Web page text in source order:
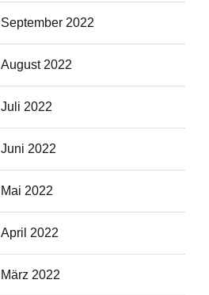
September 2022
August 2022
Juli 2022
Juni 2022
Mai 2022
April 2022
März 2022